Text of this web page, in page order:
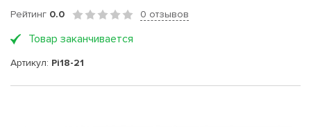
Рейтинг 0.0 0 отзывов
Товар заканчивается
Артикул: Pi18-21